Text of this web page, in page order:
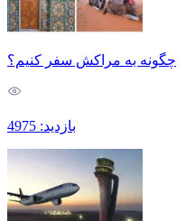
چگونه به مراکش سفر کنیم؟
بازدید: 4975